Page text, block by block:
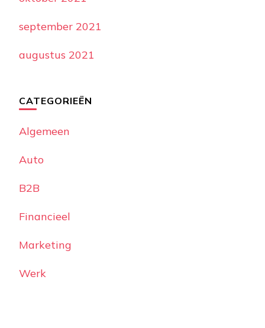
september 2021
augustus 2021
CATEGORIEËN
Algemeen
Auto
B2B
Financieel
Marketing
Werk